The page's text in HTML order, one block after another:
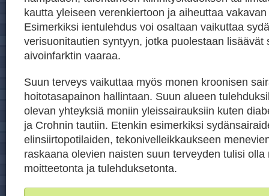
kautta yleiseen verenkiertoon ja aiheuttaa
Esimerkiksi ientulehdus voi osaltaan vaikuttaa
verisuonitautien syntyyn, jotka puolestaan lisäävät
aivoinfarktin vaaraa.
Suun terveys vaikuttaa myös monen kroonisen
hoitotasapainon hallintaan. Suun alueen
olevan yhteyksiä moniin yleissairauksiin kuten
ja Crohnin tautiin. Etenkin esimerkiksi
elinsiirtopotilaiden, tekonivelleikkaukseen
raskaana olevien naisten suun terveyden tulisi olla
moitteetonta ja tulehduksetonta.